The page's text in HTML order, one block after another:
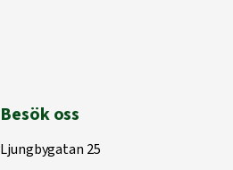
Besök oss
Ljungbygatan 25